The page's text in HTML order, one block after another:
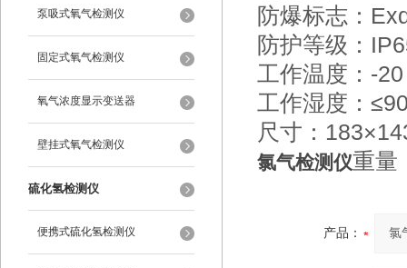
泵吸式氧气检测仪
固定式氧气检测仪
氧气浓度显示变送器
壁挂式氧气检测仪
硫化氢检测仪
便携式硫化氢检测仪
防爆标志：
防护等级：
工作温度：-
工作湿度：
尺寸：
氯气检测仪重量
产品：